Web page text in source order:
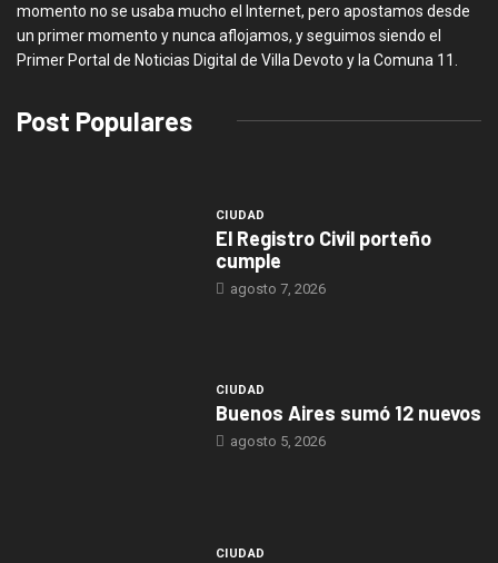
momento no se usaba mucho el Internet, pero apostamos desde
un primer momento y nunca aflojamos, y seguimos siendo el
Primer Portal de Noticias Digital de Villa Devoto y la Comuna 11.
Post Populares
CIUDAD
El Registro Civil porteño
cumple
agosto 7, 2026
CIUDAD
Buenos Aires sumó 12 nuevos
agosto 5, 2026
CIUDAD